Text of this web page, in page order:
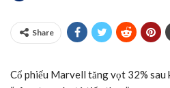
Share
Cổ phiếu Marvell tăng vọt 32% sau